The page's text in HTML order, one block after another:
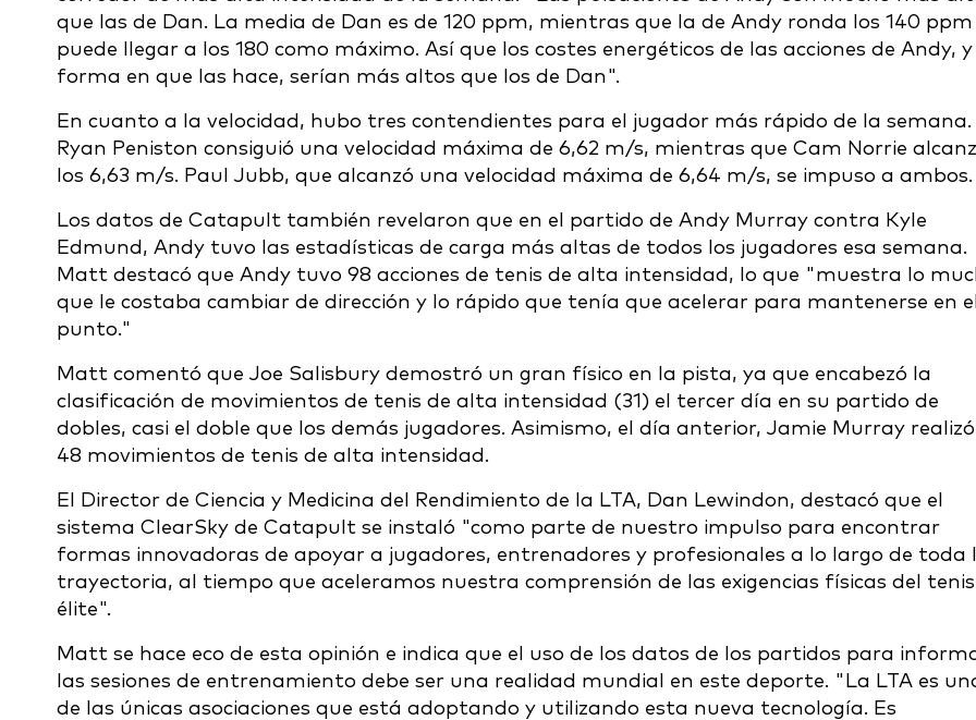
que las de Dan. La media de Dan es de 120 ppm, mientras que la de Andy ronda los 140 ppm
puede llegar a los 180 como máximo. Así que los costes energéticos de las acciones de Andy,
forma en que las hace, serían más altos que los de Dan".
En cuanto a la velocidad, hubo tres contendientes para el jugador más rápido de la semana.
Ryan Peniston consiguió una velocidad máxima de 6,62 m/s, mientras que Cam Norrie
los 6,63 m/s. Paul Jubb, que alcanzó una velocidad máxima de 6,64 m/s, se impuso a ambos.
Los datos de Catapult también revelaron que en el partido de Andy Murray contra Kyle
Edmund, Andy tuvo las estadísticas de carga más altas de todos los jugadores esa semana.
Matt destacó que Andy tuvo 98 acciones de tenis de alta intensidad, lo que "muestra lo
que le costaba cambiar de dirección y lo rápido que tenía que acelerar para mantenerse en el
punto."
Matt comentó que Joe Salisbury demostró un gran físico en la pista, ya que encabezó la
clasificación de movimientos de tenis de alta intensidad (31) el tercer día en su partido de
dobles, casi el doble que los demás jugadores. Asimismo, el día anterior, Jamie Murray realizó
48 movimientos de tenis de alta intensidad.
El Director de Ciencia y Medicina del Rendimiento de la LTA, Dan Lewindon, destacó que el
sistema ClearSky de Catapult se instaló "como parte de nuestro impulso para encontrar
formas innovadoras de apoyar a jugadores, entrenadores y profesionales a lo largo de toda
trayectoria, al tiempo que aceleramos nuestra comprensión de las exigencias físicas del
élite".
Matt se hace eco de esta opinión e indica que el uso de los datos de los partidos para
las sesiones de entrenamiento debe ser una realidad mundial en este deporte. "La LTA es
de las únicas asociaciones que está adoptando y utilizando esta nueva tecnología. Es